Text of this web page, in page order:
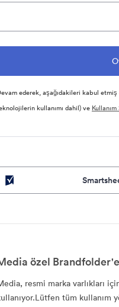
ederek, aşağıdakileri kabul etmiş
kullanımı dahil) ve
özel
resmi marka varlıkları
tüm kullanım